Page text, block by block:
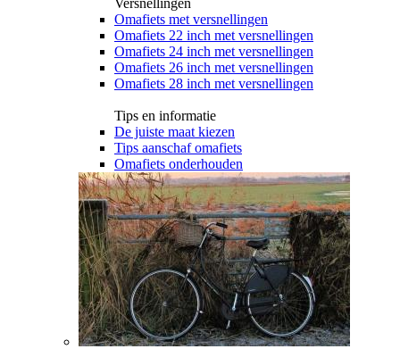
Versnellingen
Omafiets met versnellingen
Omafiets 22 inch met versnellingen
Omafiets 24 inch met versnellingen
Omafiets 26 inch met versnellingen
Omafiets 28 inch met versnellingen
Tips en informatie
De juiste maat kiezen
Tips aanschaf omafiets
Omafiets onderhouden